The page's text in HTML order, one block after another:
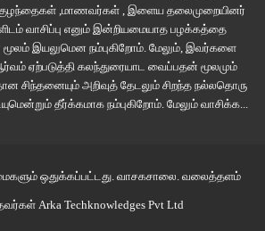
,மாணவர்கள் , இளைய தலைமுறையினர்
வாசிப்பு எனும் இன்றியமையாத பழக்கத்தை
இயலுமென நம்புகிறோம். மேலும், இவர்களை
ஏற்படுத்தி கலந்துரையாட வைப்பதன் மூலமும்
சிந்தனையும் அறிவுத் தேடலும் சிறந்த நல்லதொரு
தீர்க்கமாக நம்புகிறோம். மேலும் வாசிக்க...
ஒதுக்கப்பட்டது. வாசகசாலை. வலைத்தளம்
Arka Techknowledges Pvt Ltd